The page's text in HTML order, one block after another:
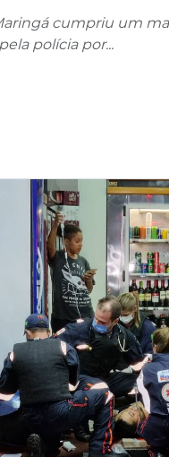
cumpriu um
polícia por...